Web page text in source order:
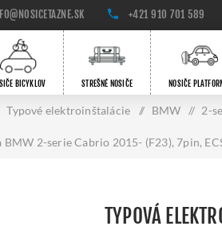
+421 910 701 589
BICYKLOV STREŠNÉ NOSIČE NOSIČE
Typové elektroinštalácie / BMW / 2-
2-serie Cabrio 2015- (F23), 7pin,
TYPOVÁ